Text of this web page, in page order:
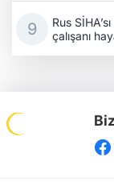
Rus
çalışanı